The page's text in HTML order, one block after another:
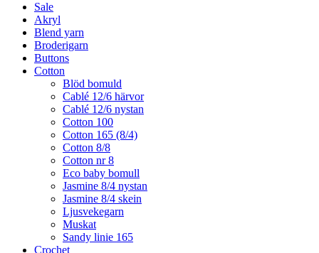
Sale
Akryl
Blend yarn
Broderigarn
Buttons
Cotton
Blöd bomuld
Cablé 12/6 härvor
Cablé 12/6 nystan
Cotton 100
Cotton 165 (8/4)
Cotton 8/8
Cotton nr 8
Eco baby bomull
Jasmine 8/4 nystan
Jasmine 8/4 skein
Ljusvekegarn
Muskat
Sandy linie 165
Crochet